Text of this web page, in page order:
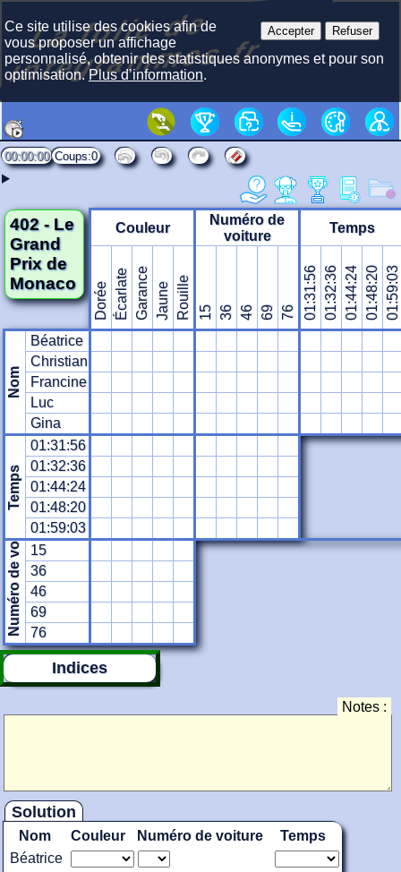
La f
olie
de
i
nte
gra
m
mes.fr
402 - Le
Grand
Prix de
Monaco
Couleur
Numéro de
voiture
Temps
Dorée Écarlate Garance Jaune Rouille 15 36 46 69 76 01:31:5601:32:3601:44:2401:48:2001:59:03
Nom
Béatrice
Christian
Francine
Luc
Gina
Temps
01:31:56
01:32:36
01:44:24
01:48:20
01:59:03
Numéro de voiture
15
36
46
69
76
Indices
Notes :
Solution
Nom Couleur Numéro de voiture
Temps
Béatrice
00:00:00 0
Accepter Refuser
Ce site utilise des cookies afin de
vous proposer un affichage
personnalisé, obtenir des statistiques anonymes et pour son
optimisation.Plus d’information.